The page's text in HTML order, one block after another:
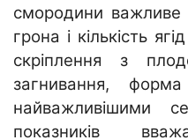
смородини
грона і кількість
скріплення з
загнивання,
найважливішими
показників